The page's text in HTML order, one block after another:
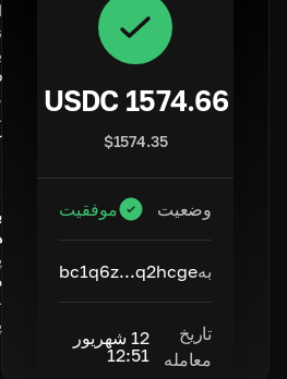
1574.66
USDC
$1574.35
وضعیت موفقیت
بهbc1q6z...q2hcge
تاریخ
معامله
12 شهریور
12:51